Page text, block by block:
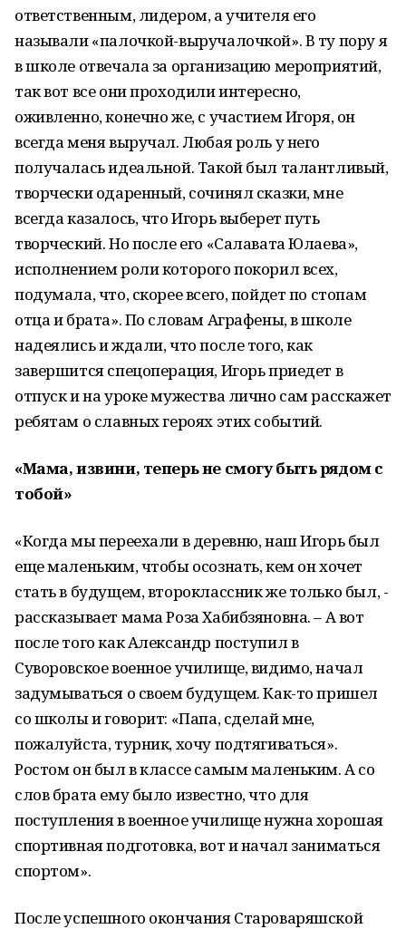
ответственным, лидером, а учителя его
называли «палочкой-выручалочкой». В ту пору я
в школе отвечала за организацию мероприятий,
так вот все они проходили интересно,
оживленно, конечно же, с участием Игоря, он
всегда меня выручал. Любая роль у него
получалась идеальной. Такой был талантливый,
творчески одаренный, сочинял сказки, мне
всегда казалось, что Игорь выберет путь
творческий. Но после его «Салавата Юлаева»,
исполнением роли которого покорил всех,
подумала, что, скорее всего, пойдет по стопам
отца и брата». По словам Аграфены, в школе
надеялись и ждали, что после того, как
завершится спецоперация, Игорь приедет в
отпуск и на уроке мужества лично сам расскажет
ребятам о славных героях этих событий.
«Мама, извини, теперь не смогу быть рядом с
тобой»
«Когда мы переехали в деревню, наш Игорь был
еще маленьким, чтобы осознать, кем он хочет
стать в будущем, второклассник же только был, -
рассказывает мама Роза Хабибзяновна. – А вот
после того как Александр поступил в
Суворовское военное училище, видимо, начал
задумываться о своем будущем. Как-то пришел
со школы и говорит: «Папа, сделай мне,
пожалуйста, турник, хочу подтягиваться».
Ростом он был в классе самым маленьким. А со
слов брата ему было известно, что для
поступления в военное училище нужна хорошая
спортивная подготовка, вот и начал заниматься
спортом».
После успешного окончания Староваряшской